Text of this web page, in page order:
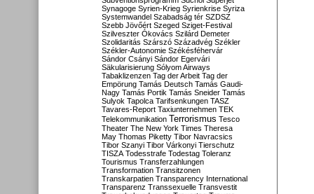
Synagoge Syrien-Krieg Syrienkrise Syriza
Systemwandel Szabadság tér SZDSZ
Szebb Jövőért Szeged Sziget-Festival
Szilveszter Ókovács Szilárd Demeter
Szolidaritás Szárszó Századvég Székler
Székler-Autonomie Székésféhervár
Sándor Csányi Sándor Egervári
Säkularisierung Sólyom Airways
Tabaklizenzen Tag der Arbeit Tag der
Empörung Tamás Deutsch Tamás Gaudi-
Nagy Tamás Portik Tamás Sneider Tamás
Sulyok Tapolca Tarifsenkungen TASZ
Tavares-Report Taxiunternehmen TEK
Telekommunikation Terrorismus Tesco
Theater The New York Times Theresa
May Thomas Piketty Tibor Navracsics
Tibor Szanyi Tibor Várkonyi Tierschutz
TISZA Todesstrafe Todestag Toleranz
Tourismus Transferzahlungen
Transformation Transitzonen
Transkarpatien Transparency International
Transparenz Transsexuelle Transvestit